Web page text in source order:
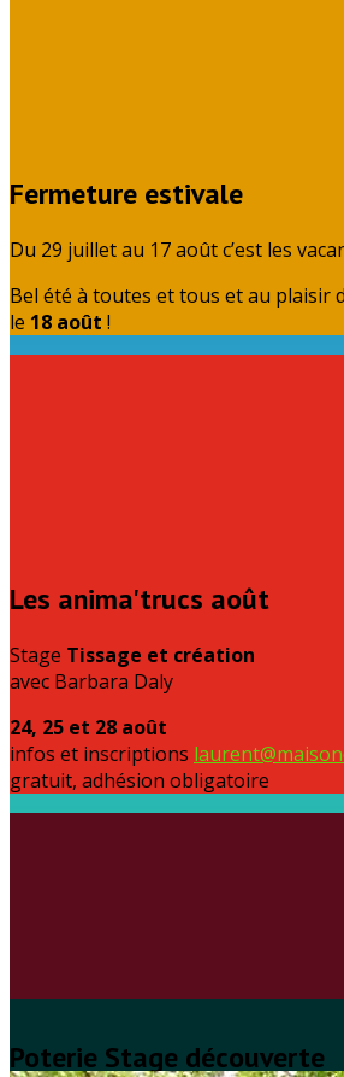
Fermeture estivale
Du 29 juillet au 17 août c’est les
Bel été à toutes et tous et au plaisir
le 18 août !
Les anima'trucs août
Stage Tissage et création
avec Barbara Daly
24, 25 et 28 août
infos et inscriptions
gratuit, adhésion obligatoire
Poterie Stage découverte